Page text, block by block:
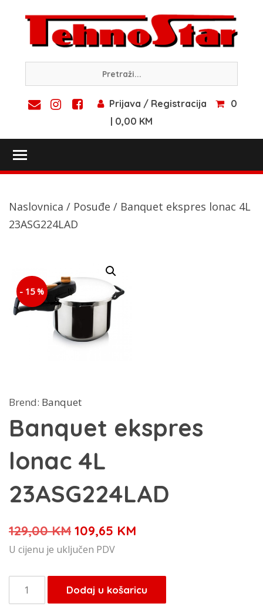
content
Prijava / Registracija
0
| 0,00 KM
Naslovnica / Posuđe / Banquet ekspres lonac 4L
23ASG224LAD
- 15 %
Brend: Banquet
Banquet ekspres
lonac 4L
23ASG224LAD
129,00KM Izvorna
cijena
je:
129,00 KM.
109,65 KM
U cijenu je uključen PDV
Banquet
ekspres
Dodaj u košaricu